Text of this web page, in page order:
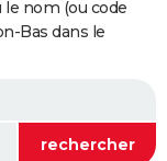
nom (ou code
Bas dans le